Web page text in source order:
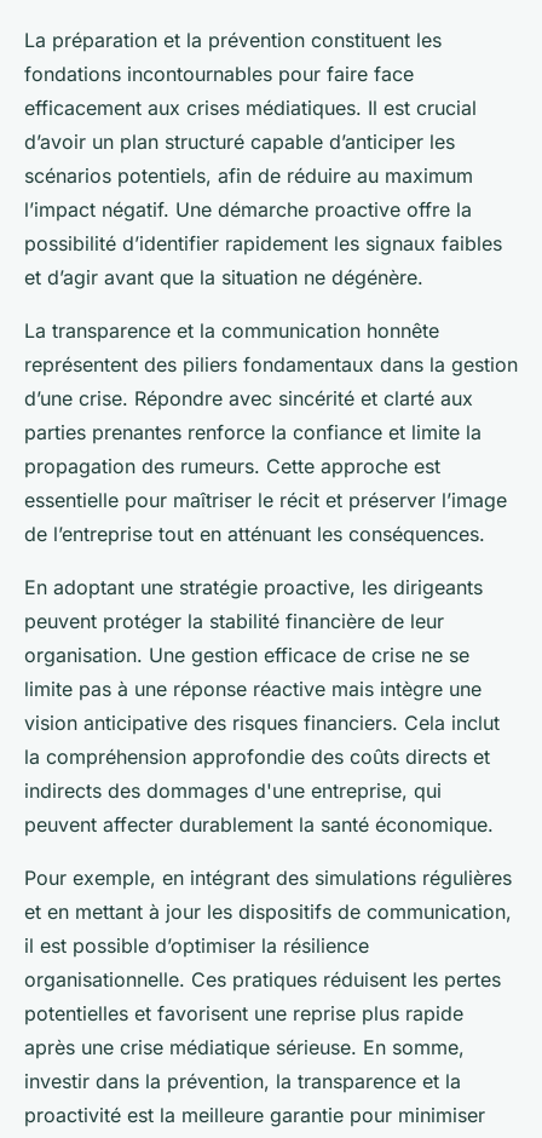
La préparation et la prévention constituent les
fondations incontournables pour faire face
efficacement aux crises médiatiques. Il est crucial
d’avoir un plan structuré capable d’anticiper les
scénarios potentiels, afin de réduire au maximum
l’impact négatif. Une démarche proactive offre la
possibilité d’identifier rapidement les signaux faibles
et d’agir avant que la situation ne dégénère.
La transparence et la communication honnête
représentent des piliers fondamentaux dans la gestion
d’une crise. Répondre avec sincérité et clarté aux
parties prenantes renforce la confiance et limite la
propagation des rumeurs. Cette approche est
essentielle pour maîtriser le récit et préserver l’image
de l’entreprise tout en atténuant les conséquences.
En adoptant une stratégie proactive, les dirigeants
peuvent protéger la stabilité financière de leur
organisation. Une gestion efficace de crise ne se
limite pas à une réponse réactive mais intègre une
vision anticipative des risques financiers. Cela inclut
la compréhension approfondie des coûts directs et
indirects des dommages d'une entreprise, qui
peuvent affecter durablement la santé économique.
Pour exemple, en intégrant des simulations régulières
et en mettant à jour les dispositifs de communication,
il est possible d’optimiser la résilience
organisationnelle. Ces pratiques réduisent les pertes
potentielles et favorisent une reprise plus rapide
après une crise médiatique sérieuse. En somme,
investir dans la prévention, la transparence et la
proactivité est la meilleure garantie pour minimiser